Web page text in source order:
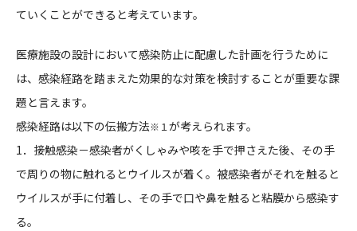
ていくことができると考えています。
医療施設の設計において感染防止に配慮した計画を行うために
は、感染経路を踏まえた効果的な対策を検討することが重要な課
題と言えます。
感染経路は以下の伝搬方法※１が考えられます。
1．接触感染－感染者がくしゃみや咳を手で押さえた後、その手
で周りの物に触れるとウイルスが着く。被感染者がそれを触ると
ウイルスが手に付着し、その手で口や鼻を触ると粘膜から感染す
る。